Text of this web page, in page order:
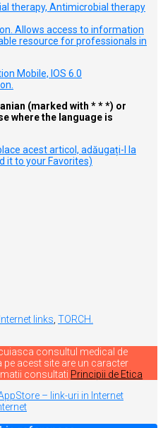
therapy, Antimicrobial therapy
Allows access to information
resource for professionals in
Mobile, IOS 6.0
(marked with * * *) or
where the language is
acest articol, adăugați-l la
it to your Favorites)
Internet links TORCH.
consultul medical de
acest site are un caracter
consultati Principii de Etica
– link-uri in Internet